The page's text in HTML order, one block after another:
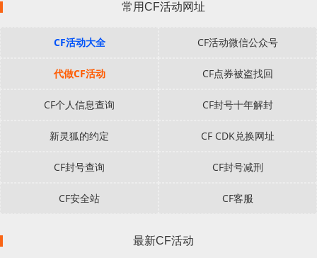
常用CF活动网址
CF活动大全 CF活动微信公众号
代做CF活动 CF点券被盗找回
CF个人信息查询 CF封号十年解封
新灵狐的约定 CF CDK兑换网址
CF封号查询 CF封号减刑
CF安全站 CF客服
最新CF活动